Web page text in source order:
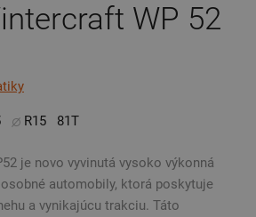
WP 52
R15 81T
je novo vyvinutá vysoko výkonná
automobily, ktorá poskytuje
a vynikajúcu trakciu. Táto